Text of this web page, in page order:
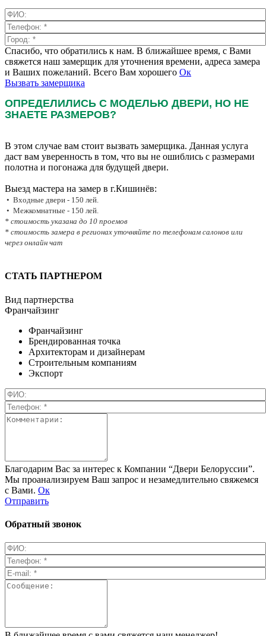
Спасибо, что обратились к нам. В ближайшее время, с Вами
свяжется наш замерщик для уточнения времени, адреса замера
и Ваших пожеланий. Всего Вам хорошего Ок
Вызвать замерщика
ОПРЕДЕЛИЛИСЬ С МОДЕЛЬЮ ДВЕРИ, НО НЕ
ЗНАЕТЕ РАЗМЕРОВ?
В этом случае вам стоит вызвать замерщика. Данная услуга
даст вам уверенность в том, что вы не ошиблись с размерами
полотна и погонажа для будущей двери.
Выезд мастера на замер в г.Кишинёв:
• Входные двери - 150 лей.
• Межкомнатные - 150 лей.
* стоимость указана до 10 проемов
* стоимость замера в регионах уточняйте по телефонам салонов или
через онлайн чат
СТАТЬ ПАРТНЕРОМ
Вид партнерства
Франчайзинг
Франчайзинг
Брендированная точка
Архитекторам и дизайнерам
Строительным компаниям
Экспорт
Благодарим Вас за интерес к Компании “Двери Белоруссии”.
Мы проанализируем Ваш запрос и незамедлительно свяжемся
с Вами. Ок
Отправить
Обратный звонок